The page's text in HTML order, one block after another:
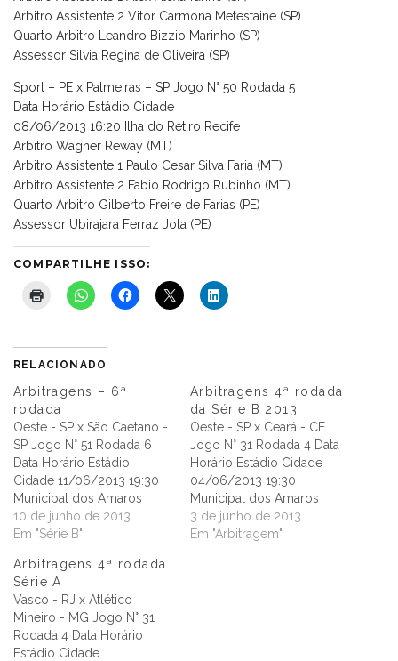
Arbitro Assistente 2 Vitor Carmona Metestaine (SP)
Quarto Arbitro Leandro Bizzio Marinho (SP)
Assessor Silvia Regina de Oliveira (SP)
Sport – PE x Palmeiras – SP Jogo N° 50 Rodada 5
Data Horário Estádio Cidade
08/06/2013 16:20 Ilha do Retiro Recife
Arbitro Wagner Reway (MT)
Arbitro Assistente 1 Paulo Cesar Silva Faria (MT)
Arbitro Assistente 2 Fabio Rodrigo Rubinho (MT)
Quarto Arbitro Gilberto Freire de Farias (PE)
Assessor Ubirajara Ferraz Jota (PE)
COMPARTILHE ISSO:
RELACIONADO
Arbitragens – 6ª
rodada
Oeste - SP x São Caetano -
SP Jogo N° 51 Rodada 6
Data Horário Estádio
Cidade 11/06/2013 19:30
Municipal dos Amaros
Itapolis Arbitro Vinicius
Furlan (SP) Arbitro
Rodrigues de Oliveira (SP)
Arbitro Assistente 2 Daniel
Luis Marques (SP) Quarto
Arbitro Antonio Rogerio
Batista do Prado (SP)…
10 de junho de 2013
Em "Série B"
Arbitragens 4ª rodada
da Série B 2013
Oeste - SP x Ceará - CE
Jogo N° 31 Rodada 4 Data
Horário Estádio Cidade
04/06/2013 19:30
Municipal dos Amaros
Itapolis Arbitro Alicio Pena
Junior (MG) Arbitro
3 de junho de 2013
Em "Arbitragem"
Arbitragens 4ª rodada
Série A
Vasco - RJ x Atlético
Mineiro - MG Jogo N° 31
Rodada 4 Data Horário
Estádio Cidade